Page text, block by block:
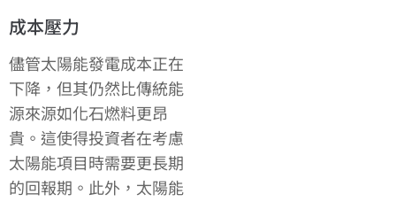
成本壓力
儘管太陽能發電成本正在
下降，但其仍然比傳統能
源來源如化石燃料更昂
貴。這使得投資者在考慮
太陽能項目時需要更長期
的回報期。此外，太陽能